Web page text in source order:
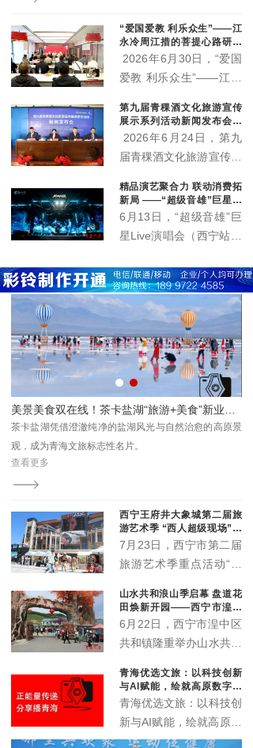
“爱国爱教 利乐众生”——江
永冷周江措的菩提心路研讨
会在西宁举行 两部新作正式
2026年6月30日，“爱国
爱教 利乐众生”——江永
会在青海西宁顺利举办。
活动现场正式宣布，由江
永冷周江措躬身实践总结
路》《菩提心语·渡心
筏》两部著作正式出版发
行，为新时代藏传佛教中
提供鲜活范本。
第九届青稞酒文化旅游宣传
展示系列活动新闻发布会召
开 “土族风情美·青稞美酒
2026年6月24日，第九
届青稞酒文化旅游宣传展
互助县天佑德大酒店隆重
召开。本届活动以"土族
风情美·青稞美酒香"为主
精品演艺聚合力 联动消费拓
新局 ——“超级音雄”巨星演
唱会带动文旅市场持续升温
6月13日，“超级音雄”巨
星Live演唱会（西宁站）
办。演唱会立足丰富群众
精神文化生活、推动文旅
深度融合、激发城市消费
活力，以高规格阵容、高
标准服务、高效能保障，
为市民及游客呈现了一场
音乐盛宴，展现了高原古
城西宁的城市魅力与开放
形象。
茶卡盐湖凭借澄澈纯净的盐湖风光与自然治愈的高原景
观，成为青海文旅标志性名片。
查看更多
西宁王府井大象城第二届旅
游艺术季 “西人超级现场”启
幕
7月23日，西宁市第二届
旅游艺术季重点活动“西
象城启动。活动以“众智
成潮”为主题，联动“雪脉
计划”，汇聚川、藏、
机构，搭建西部青年文化
交流平台。
山水共和浪山季启幕 盘道花
田焕新开园——西宁市湟中
区共和镇农文旅深度融合再
6月22日，西宁市湟中区
共和镇隆重举办山水共和
田开业典礼。全新升级的
盘道花田景区正式对外开
放，众多干部群众、非遗
传承人、文艺爱好者及各
青海优选文旅：以科技创新
与AI赋能，绘就高原数字文
旅新画卷
青海优选文旅：以科技创
新与AI赋能，绘就高原数
字文旅新画卷